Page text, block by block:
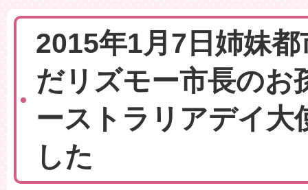
2015年1月7日姉妹
だリズモー市長のお
ーストラリアデイ大
した